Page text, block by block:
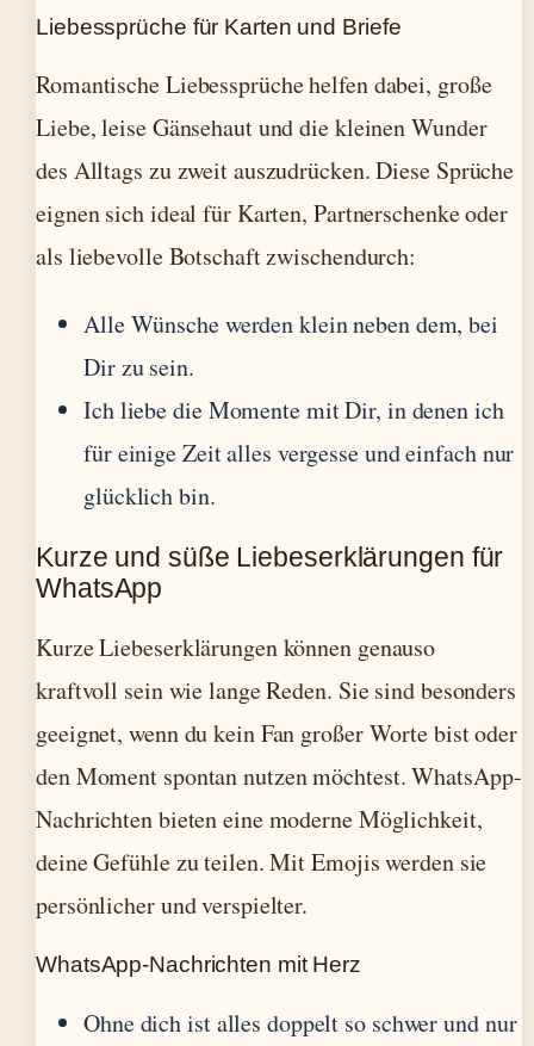
Liebessprüche für Karten und Briefe
Romantische Liebessprüche helfen dabei, große
Liebe, leise Gänsehaut und die kleinen Wunder
des Alltags zu zweit auszudrücken. Diese Sprüche
eignen sich ideal für Karten, Partnerschenke oder
als liebevolle Botschaft zwischendurch:
Alle Wünsche werden klein neben dem, bei
Dir zu sein.
Ich liebe die Momente mit Dir, in denen ich
für einige Zeit alles vergesse und einfach nur
glücklich bin.
Kurze und süße Liebeserklärungen für
WhatsApp
Kurze Liebeserklärungen können genauso
kraftvoll sein wie lange Reden. Sie sind besonders
geeignet, wenn du kein Fan großer Worte bist oder
den Moment spontan nutzen möchtest. WhatsApp-
Nachrichten bieten eine moderne Möglichkeit,
deine Gefühle zu teilen. Mit Emojis werden sie
persönlicher und verspielter.
WhatsApp-Nachrichten mit Herz
Ohne dich ist alles doppelt so schwer und nur